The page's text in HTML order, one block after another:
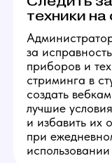
Покупать
материалы
Администратору
регулярно
работы моделей и
комфортных
салфетки, воду,
мелочи. Закупки
по заранее
это требует
и четкой
3